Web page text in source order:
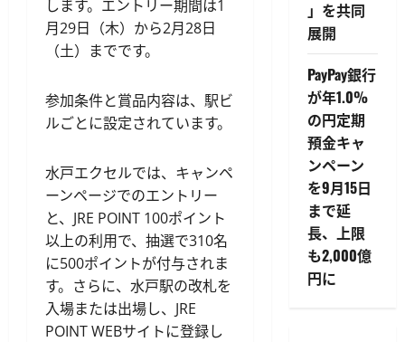
します。エントリー期間は1
月29日（木）から2月28日
（土）までです。
参加条件と賞品内容は、駅ビ
ルごとに設定されています。
水戸エクセルでは、キャンペ
ーンページでのエントリー
と、JRE POINT 100ポイント
以上の利用で、抽選で310名
に500ポイントが付与されま
す。さらに、水戸駅の改札を
入場または出場し、JRE
POINT WEBサイトに登録し
」を共同
展開
PayPay銀行
が年1.0%
の円定期
預金キャ
ンペーン
を9月15日
まで延
長、上限
も2,000億
円に